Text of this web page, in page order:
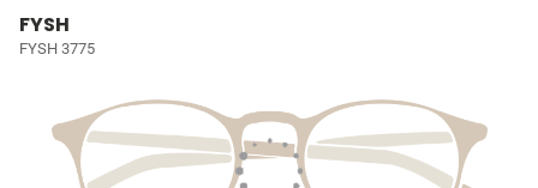
FYSH
FYSH 3775